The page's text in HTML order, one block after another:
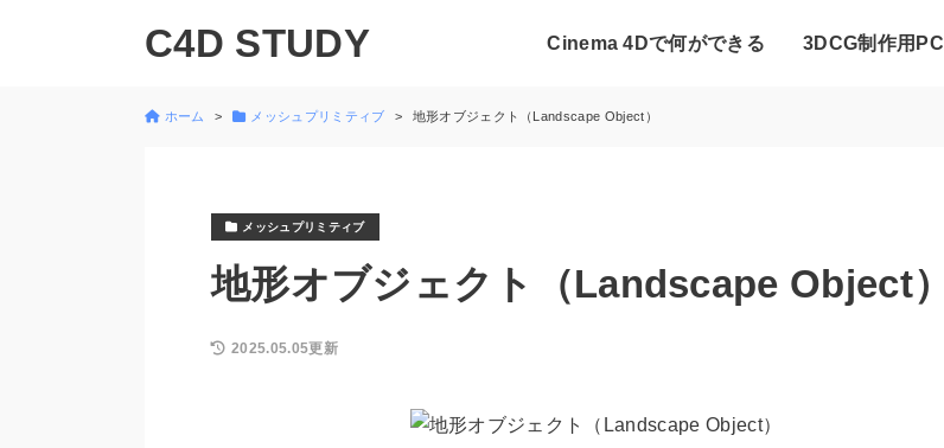
C4D STUDY Cinema 4Dで何ができる 3DCG制作用PC
ホーム メッシュプリミティブ 地形オブジェクト（Landscape Object）
メッシュプリミティブ
地形オブジェクト（Landscape Object）
2025.05.05更新